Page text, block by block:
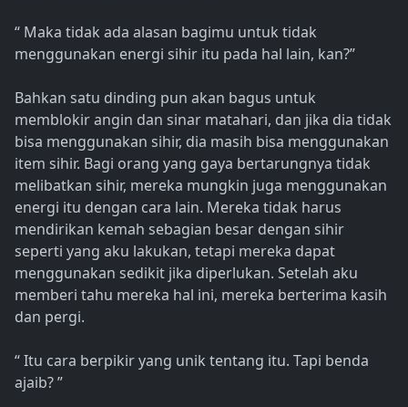
“ Maka tidak ada alasan bagimu untuk tidak
menggunakan energi sihir itu pada hal lain, kan?”
Bahkan satu dinding pun akan bagus untuk
memblokir angin dan sinar matahari, dan jika dia tidak
bisa menggunakan sihir, dia masih bisa menggunakan
item sihir. Bagi orang yang gaya bertarungnya tidak
melibatkan sihir, mereka mungkin juga menggunakan
energi itu dengan cara lain. Mereka tidak harus
mendirikan kemah sebagian besar dengan sihir
seperti yang aku lakukan, tetapi mereka dapat
menggunakan sedikit jika diperlukan. Setelah aku
memberi tahu mereka hal ini, mereka berterima kasih
dan pergi.
“ Itu cara berpikir yang unik tentang itu. Tapi benda
ajaib? ”